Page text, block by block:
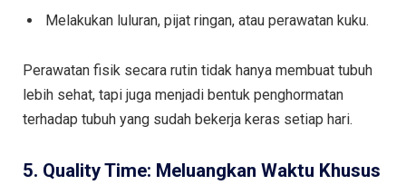
Melakukan luluran, pijat ringan, atau perawatan kuku.
Perawatan fisik secara rutin tidak hanya membuat tubuh
lebih sehat, tapi juga menjadi bentuk penghormatan
terhadap tubuh yang sudah bekerja keras setiap hari.
5. Quality Time: Meluangkan Waktu Khusus